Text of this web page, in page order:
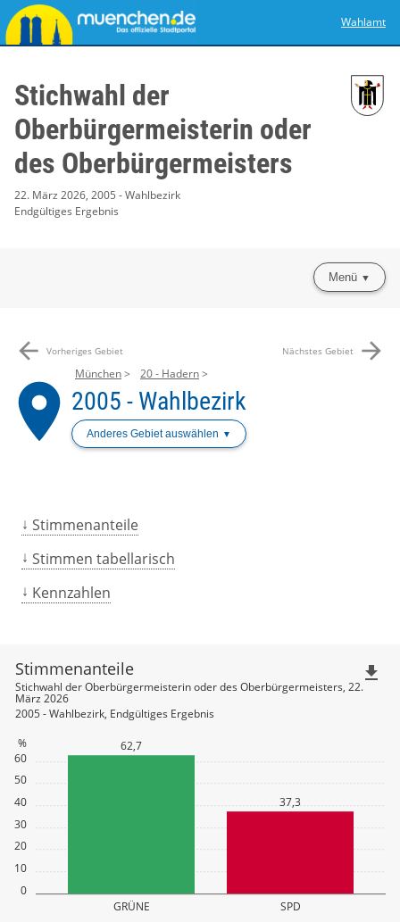
Wahlamt
Stichwahl der
Oberbürgermeisterin oder
des Oberbürgermeisters
22. März 2026, 2005 - Wahlbezirk
Endgültiges Ergebnis
Menü
arrow_back Vorheriges Gebiet Nächstes Gebiet arrow_forward
place
München 20 - Hadern
2005 - Wahlbezirk
Anderes Gebiet auswählen
Stimmenanteile
Stimmen tabellarisch
Kennzahlen
0
10
20
30
40
50
60
%
GRÜNE SPD
62,7
37,3
Stimmenanteile
Stichwahl der Oberbürgermeisterin oder des Oberbürgermeisters, 22.
März 2026
2005 - Wahlbezirk, Endgültiges Ergebnis
file_download